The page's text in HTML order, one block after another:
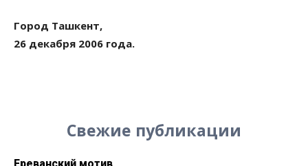
Город Ташкент,
26 декабря 2006 года.
Свежие публикации